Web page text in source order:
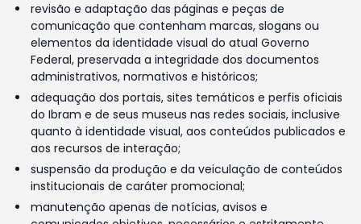
revisão e adaptação das páginas e peças de
comunicação que contenham marcas, slogans ou
elementos da identidade visual do atual Governo
Federal, preservada a integridade dos documentos
administrativos, normativos e históricos;
adequação dos portais, sites temáticos e perfis oficiais
do Ibram e de seus museus nas redes sociais, inclusive
quanto à identidade visual, aos conteúdos publicados e
aos recursos de interação;
suspensão da produção e da veiculação de conteúdos
institucionais de caráter promocional;
manutenção apenas de notícias, avisos e